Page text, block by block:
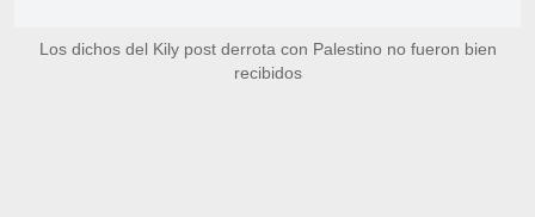
Los dichos del Kily post derrota con Palestino no fueron bien
recibidos